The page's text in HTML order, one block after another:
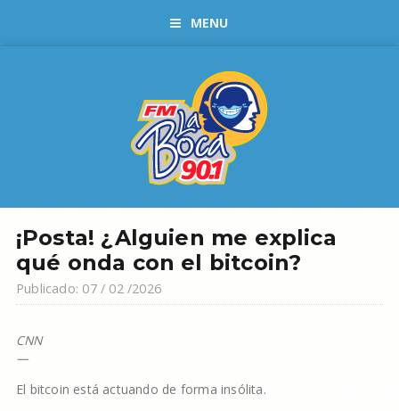
MENU
¡Posta! ¿Alguien me explica
qué onda con el bitcoin?
Publicado: 07 / 02 /2026
CNN
—
El bitcoin está actuando de forma insólita.